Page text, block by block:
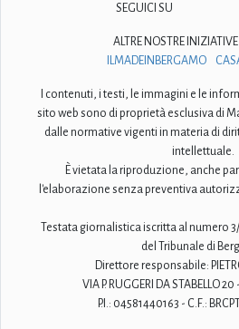
SEGUICI SU
ALTRE NOSTRE INIZIATIVE
ILMADEINBERGAMO
I contenuti, i testi, le immagini e le
sito web sono di proprietà esclusiva di
dalle normative vigenti in materia di
intellettuale.
È vietata la riproduzione, anche
l'elaborazione senza preventiva
Testata giornalistica iscritta al numero
del Tribunale di
Direttore responsabile:
VIA P. RUGGERI DA STABELLO
P.I.: 04581440163 - C.F.: